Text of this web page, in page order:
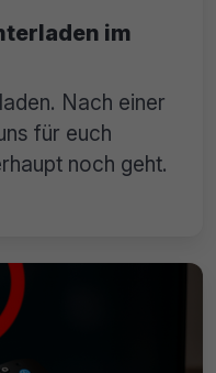
im
Nach einer
für euch
noch geht.